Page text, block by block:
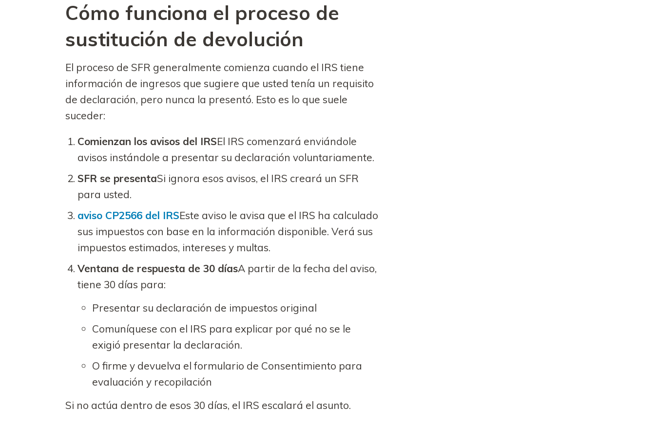
Cómo funciona el proceso de
sustitución de devolución
El proceso de SFR generalmente comienza cuando el IRS tiene
información de ingresos que sugiere que usted tenía un requisito
de declaración, pero nunca la presentó. Esto es lo que suele
suceder:
Comienzan los avisos del IRSEl IRS comenzará enviándole
avisos instándole a presentar su declaración voluntariamente.
SFR se presentaSi ignora esos avisos, el IRS creará un SFR
para usted.
aviso CP2566 del IRSEste aviso le avisa que el IRS ha calculado
sus impuestos con base en la información disponible. Verá sus
impuestos estimados, intereses y multas.
Ventana de respuesta de 30 díasA partir de la fecha del aviso,
tiene 30 días para:
Presentar su declaración de impuestos original
Comuníquese con el IRS para explicar por qué no se le
exigió presentar la declaración.
O firme y devuelva el formulario de Consentimiento para
evaluación y recopilación
Si no actúa dentro de esos 30 días, el IRS escalará el asunto.